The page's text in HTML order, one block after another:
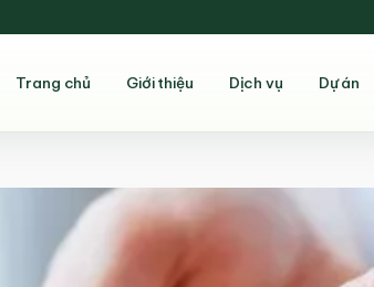
Trang chủ Giới thiệu Dịch vụ Dự án